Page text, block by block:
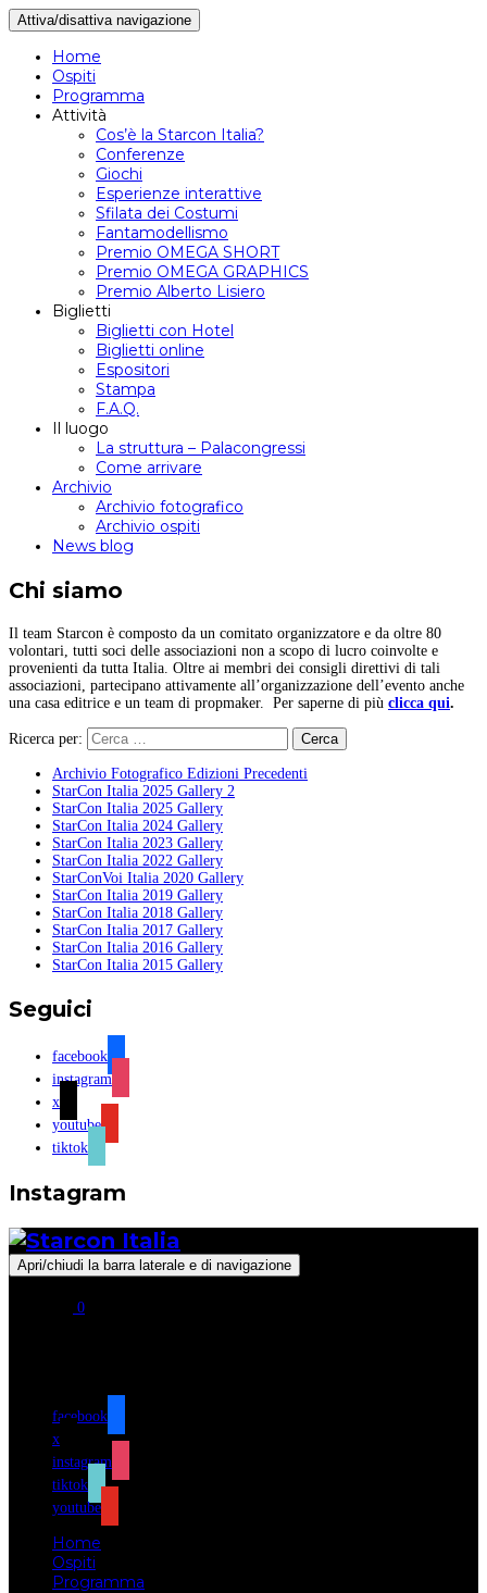
Attiva/disattiva navigazione
Home
Ospiti
Programma
Attività
Cos’è la Starcon Italia?
Conferenze
Giochi
Esperienze interattive
Sfilata dei Costumi
Fantamodellismo
Premio OMEGA SHORT
Premio OMEGA GRAPHICS
Premio Alberto Lisiero
Biglietti
Biglietti con Hotel
Biglietti online
Espositori
Stampa
F.A.Q.
Il luogo
La struttura – Palacongressi
Come arrivare
Archivio
Archivio fotografico
Archivio ospiti
News blog
Chi siamo
Il team Starcon è composto da un comitato organizzatore e da oltre 80
volontari, tutti soci delle associazioni non a scopo di lucro coinvolte e
provenienti da tutta Italia. Oltre ai membri dei consigli direttivi di tali
associazioni, partecipano attivamente all’organizzazione dell’evento anche
una casa editrice e un team di propmaker. Per saperne di più clicca qui.
Ricerca per:
Archivio Fotografico Edizioni Precedenti
StarCon Italia 2025 Gallery 2
StarCon Italia 2025 Gallery
StarCon Italia 2024 Gallery
StarCon Italia 2023 Gallery
StarCon Italia 2022 Gallery
StarConVoi Italia 2020 Gallery
StarCon Italia 2019 Gallery
StarCon Italia 2018 Gallery
StarCon Italia 2017 Gallery
StarCon Italia 2016 Gallery
StarCon Italia 2015 Gallery
Seguici
facebook
instagram
x
youtube
tiktok
Instagram
Apri/chiudi la barra laterale e di navigazione
0
facebook
x
instagram
tiktok
youtube
Home
Ospiti
Programma